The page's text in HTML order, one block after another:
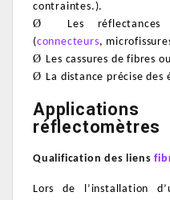
contraintes.).
Ø
Les
(connecteurs,
Ø Les cassures de fibres
Ø La distance précise des
Applications
réflectomètres
Qualification des liens
Lors de l’installation